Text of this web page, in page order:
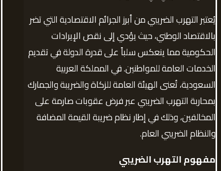
يُعتبر التهرب الضريبي من أبرز الجرائم الاقتصادية التي تضر
بالاقتصاد الوطني، حيث يؤدي إلى نقص الإيرادات
الحكومية مما ينعكس سلباً على قدرة الدولة في تقديم
الخدمات العامة للمواطنين. في المملكة العربية
السعودية، تُعنى الهيئة العامة للزكاة والضريبة والجمارك
بمحاربة التهرب الضريبي عبر فرض عقوبات صارمة على
المخالفين، وذلك في إطار نظام ضريبة القيمة المضافة
والنظام الضريبي العام.
مفهوم التهرب الضريبي